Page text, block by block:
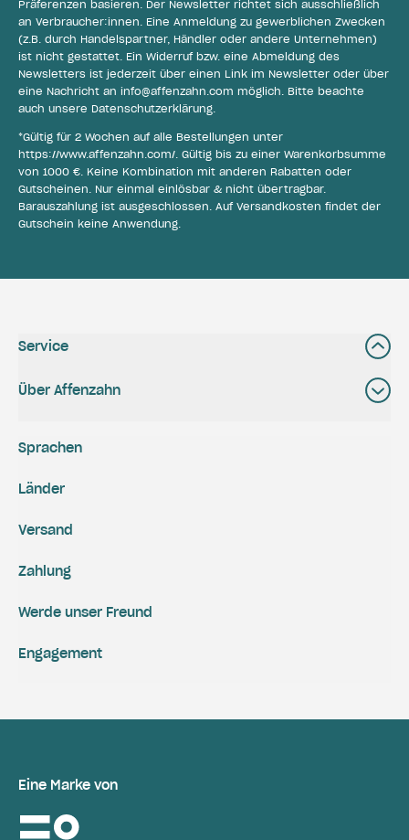
Präferenzen basieren. Der Newsletter richtet sich ausschließlich
an Verbraucher:innen. Eine Anmeldung zu gewerblichen Zwecken
(z.B. durch Handelspartner, Händler oder andere Unternehmen)
ist nicht gestattet. Ein Widerruf bzw. eine Abmeldung des
Newsletters ist jederzeit über einen Link im Newsletter oder über
eine Nachricht an info@affenzahn.com möglich. Bitte beachte
auch unsere Datenschutzerklärung.
*Gültig für 2 Wochen auf alle Bestellungen unter
https://www.affenzahn.com/. Gültig bis zu einer Warenkorbsumme
von 1000 €. Keine Kombination mit anderen Rabatten oder
Gutscheinen. Nur einmal einlösbar & nicht übertragbar.
Barauszahlung ist ausgeschlossen. Auf Versandkosten findet der
Gutschein keine Anwendung.
Service
Über Affenzahn
Versand
Zahlung
Engagement
Werde unser Freund
Sprachen
Länder
Eine Marke von